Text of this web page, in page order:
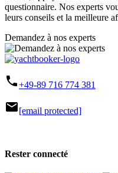
questionnaire. Nos experts
leurs conseils et la meilleure
Demandez à nos experts
phone+49-89 716 774 381
mail[email protected]
Rester connecté